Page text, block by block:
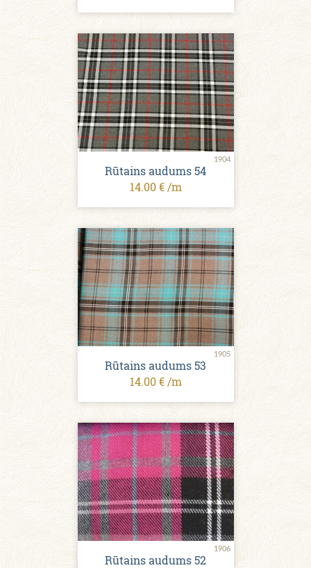
1904
Rūtains audums 54
14.00 € /m
1905
Rūtains audums 53
14.00 € /m
1906
Rūtains audums 52